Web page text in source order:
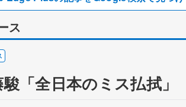
ス
駿「全日本のミス払拭